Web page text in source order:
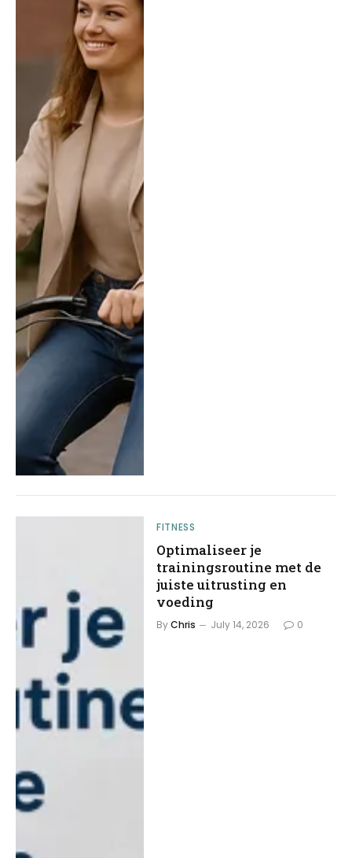
FITNESS
Optimaliseer je
trainingsroutine met de
juiste uitrusting en
voeding
ByChris July 14, 2026 0